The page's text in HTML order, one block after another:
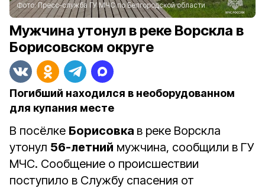
Фото:Пресс-служба ГУ МЧС по Белгородской области
Мужчина утонул в реке Ворскла в
Борисовском округе
Погибший находился в необорудованном
для купания месте
В посёлке Борисовка в реке Ворскла
утонул 56-летний мужчина, сообщили в ГУ
МЧС. Сообщение о происшествии
поступило в Службу спасения от